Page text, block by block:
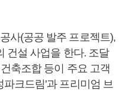
사(공공 발주 프로젝트),
건설 사업을 한다. 조달
축조합 등이 주요 고객
크드림’과 프리미엄 브